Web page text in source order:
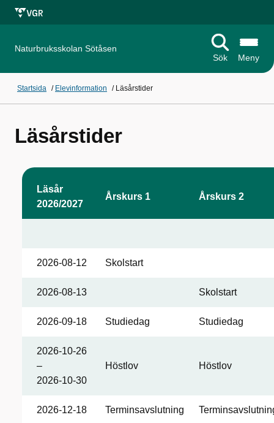
Naturbruksskolan Sötåsen
Sök
Meny
Startsida / Elevinformation / Läsårstider
Läsårstider
Läsår
2026/2027
Årskurs 1 Årskurs 2
2026-08-12 Skolstart
2026-08-13 Skolstart
2026-09-18 Studiedag Studiedag
2026-10-26
–
2026-10-30
Höstlov Höstlov
2026-12-18 Terminsavslutning